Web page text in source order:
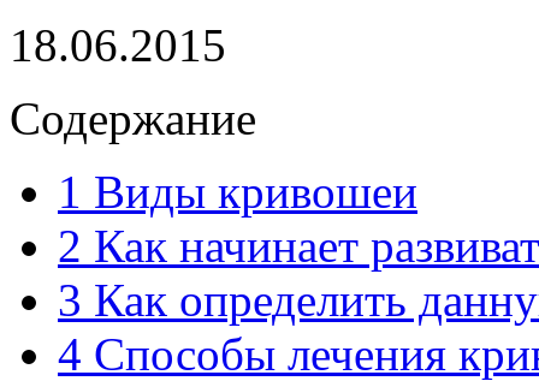
18.06.2015
Содержание
1 Виды кривошеи
2 Как начинает
3 Как определить
4 Способы лечения